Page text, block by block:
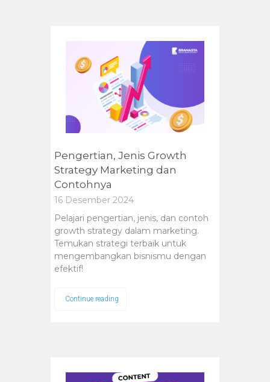
Pengertian, Jenis Growth
Strategy Marketing dan
Contohnya
16 Desember 2024
Pelajari pengertian, jenis, dan contoh
growth strategy dalam marketing.
Temukan strategi terbaik untuk
mengembangkan bisnismu dengan
efektif!
Continue reading